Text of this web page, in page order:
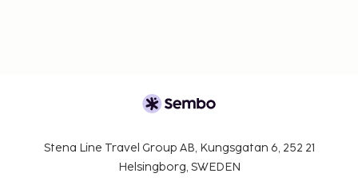
Stena Line Travel Group AB, Kungsgatan 6, 252 21
Helsingborg, SWEDEN